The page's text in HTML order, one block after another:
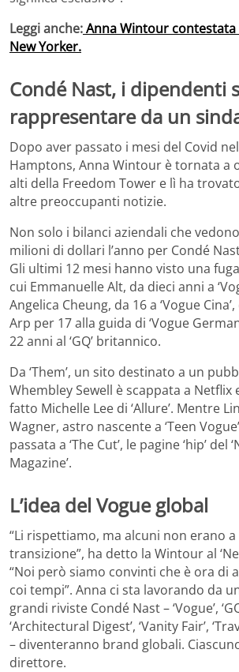
Leggi anche:Anna Wintour
New Yorker.
Condé Nast, i dipendenti
rappresentare da un
Dopo aver passato i mesi del Covid
Hamptons, Anna Wintour è tornata a
alti della Freedom Tower e lì ha
altre preoccupanti notizie.
Non solo i bilanci aziendali che
milioni di dollari l’anno per Condé
Gli ultimi 12 mesi hanno visto una
cui Emmanuelle Alt, da dieci anni a
Angelica Cheung, da 16 a ‘Vogue
Arp per 17 alla guida di ‘Vogue
22 anni al ‘GQ’ britannico.
Da ‘Them’, un sito destinato a un
Whembley Sewell è scappata a Netflix
fatto Michelle Lee di ‘Allure’. Mentre
Wagner, astro nascente a ‘Teen
passata a ‘The Cut’, le pagine ‘hip’ del
Magazine’.
L’idea del Vogue global
“Li rispettiamo, ma alcuni non erano
transizione”, ha detto la Wintour al
“Noi però siamo convinti che è ora di
coi tempi”. Anna ci sta lavorando da
grandi riviste Condé Nast – ‘Vogue’,
‘Architectural Digest’, ‘Vanity Fair’,
– diventeranno brand globali.
direttore.